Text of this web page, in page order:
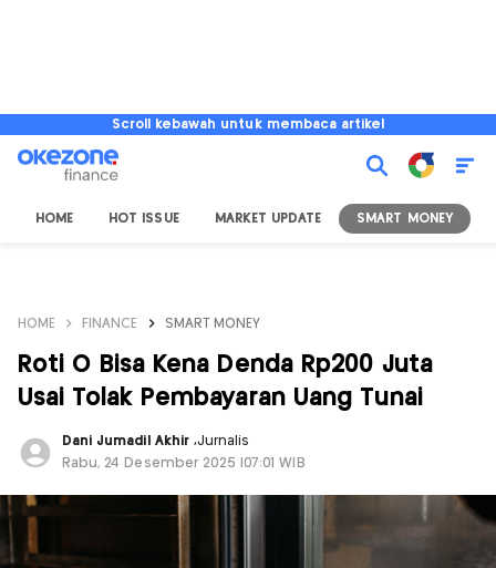
Scroll kebawah untuk membaca artikel
HOME HOT ISSUE MARKET UPDATE SMART MONEY
HOME FINANCE SMART MONEY
Roti O Bisa Kena Denda Rp200 Juta
Usai Tolak Pembayaran Uang Tunai
Dani Jumadil Akhir ,Jurnalis
Rabu, 24 Desember 2025 |07:01 WIB